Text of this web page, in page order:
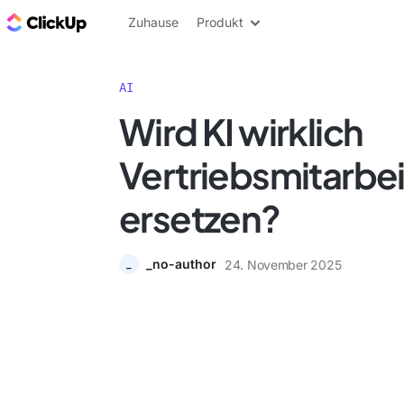
ClickUp Blog
Zuhause Produkt
AI
Wird KI wirklich
ersetzen?
_no-author 24. November 2025